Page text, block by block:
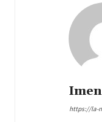
https://la-